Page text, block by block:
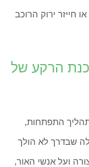
חייזר ירוק הרוכב
הרקע של
התפתחות,
שבדרך לא הולך
ועל אנשי האור,